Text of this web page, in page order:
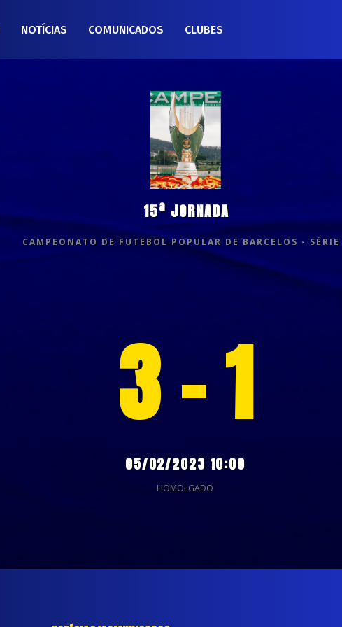
NOTÍCIAS COMUNICADOS CLUBES
15ª JORNADA
CAMPEONATO DE FUTEBOL POPULAR DE BARCELOS -
3 - 1
05/02/2023 10:00
HOMOLGADO